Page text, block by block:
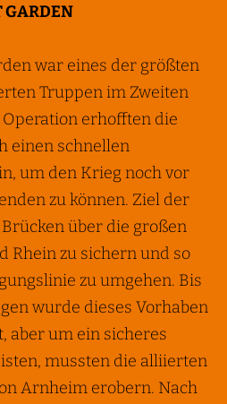
GARDEN
war eines der größten
Truppen im Zweiten
erhofften die
einen schnellen
um den Krieg noch vor
zu können. Ziel der
über die großen
Rhein zu sichern und so
zu umgehen. Bis
wurde dieses Vorhaben
aber um ein sicheres
mussten die alliierten
Arnheim erobern. Nach